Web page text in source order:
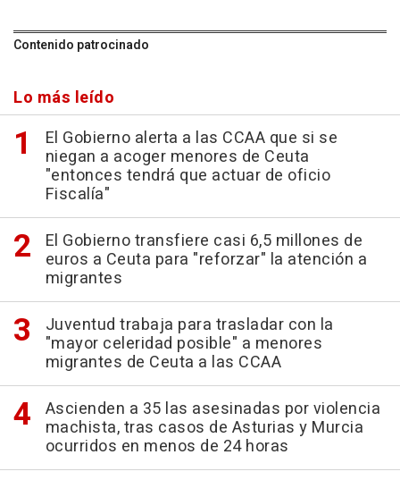
Contenido patrocinado
Lo más leído
El Gobierno alerta a las CCAA que si se
niegan a acoger menores de Ceuta
"entonces tendrá que actuar de oficio
Fiscalía"
El Gobierno transfiere casi 6,5 millones de
euros a Ceuta para "reforzar" la atención a
migrantes
Juventud trabaja para trasladar con la
"mayor celeridad posible" a menores
migrantes de Ceuta a las CCAA
Ascienden a 35 las asesinadas por violencia
machista, tras casos de Asturias y Murcia
ocurridos en menos de 24 horas